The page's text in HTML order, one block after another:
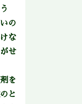
の
な
せ
を
と